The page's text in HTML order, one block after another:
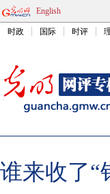
English
时政 国际 时评
谁来收了“